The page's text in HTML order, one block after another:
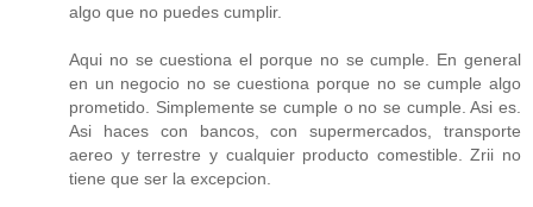
algo que no puedes cumplir.
Aqui no se cuestiona el porque no se cumple. En general
en un negocio no se cuestiona porque no se cumple algo
prometido. Simplemente se cumple o no se cumple. Asi es.
Asi haces con bancos, con supermercados, transporte
aereo y terrestre y cualquier producto comestible. Zrii no
tiene que ser la excepcion.